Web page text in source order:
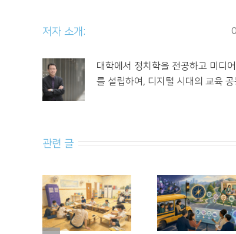
대학에서 정치학을 전공하고 미디
를 설립하여, 디지털 시대의 교육
관련 글